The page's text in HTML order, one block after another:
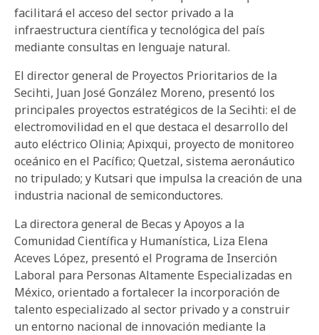
facilitará el acceso del sector privado a la
infraestructura científica y tecnológica del país
mediante consultas en lenguaje natural.
El director general de Proyectos Prioritarios de la
Secihti, Juan José González Moreno, presentó los
principales proyectos estratégicos de la Secihti: el de
electromovilidad en el que destaca el desarrollo del
auto eléctrico Olinia; Apixqui, proyecto de monitoreo
oceánico en el Pacífico; Quetzal, sistema aeronáutico
no tripulado; y Kutsari que impulsa la creación de una
industria nacional de semiconductores.
La directora general de Becas y Apoyos a la
Comunidad Científica y Humanística, Liza Elena
Aceves López, presentó el Programa de Inserción
Laboral para Personas Altamente Especializadas en
México, orientado a fortalecer la incorporación de
talento especializado al sector privado y a construir
un entorno nacional de innovación mediante la